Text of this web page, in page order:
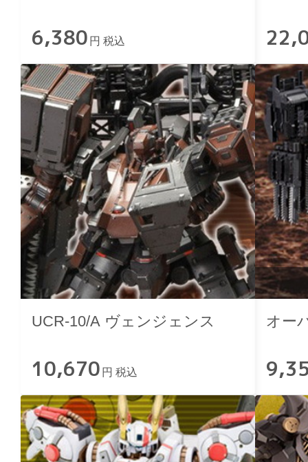
6,380 円 税込
UCR-10/A ヴェンジェンス
10,670 円 税込
オー